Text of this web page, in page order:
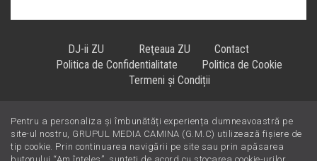
DJ-ii ZU Reţeaua ZU
Contact
Politica de Confidentialitate
Politica de Cookie
Termeni și Condiții
Hiturile se ascultă la !
Pentru a personaliza și îmbunătăți experiența dumneavoastră pe
site-ul nostru, GRUPUL MEDIA CAMINA (G.M.C) utilizează fișiere de
tip cookie. Prin continuarea navigării pe site sau prin apăsarea